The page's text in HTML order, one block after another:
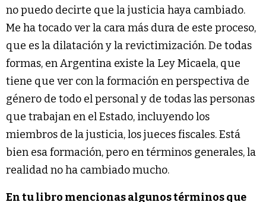
no puedo decirte que la justicia haya cambiado.
Me ha tocado ver la cara más dura de este proceso,
que es la dilatación y la revictimización. De todas
formas, en Argentina existe la Ley Micaela, que
tiene que ver con la formación en perspectiva de
género de todo el personal y de todas las personas
que trabajan en el Estado, incluyendo los
miembros de la justicia, los jueces fiscales. Está
bien esa formación, pero en términos generales, la
realidad no ha cambiado mucho.
En tu libro mencionas algunos términos que